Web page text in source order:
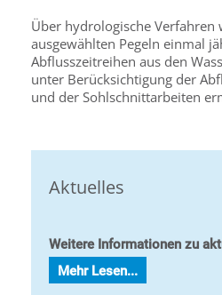
Über hydrologische Verfahren
ausgewählten Pegeln einmal
Abflusszeitreihen aus den
unter Berücksichtigung der
und der Sohlschnittarbeiten
Aktuelles
Weitere Informationen zu
Mehr Lesen...